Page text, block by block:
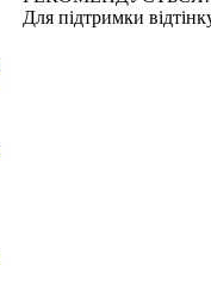
Для підтримки